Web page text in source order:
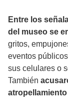
Entre los
del museo se
gritos,
eventos
sus celulares o
También